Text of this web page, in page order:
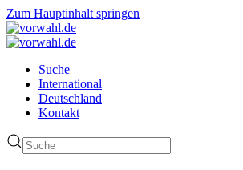
Zum Hauptinhalt springen
Suche
International
Deutschland
Kontakt